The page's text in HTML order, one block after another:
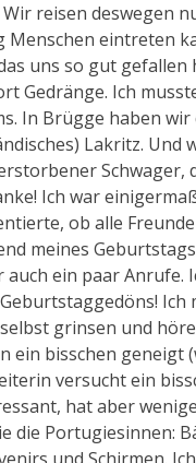
reisen deswegen
eintreten
uns so gut gefallen
Gedränge. Ich
In Brügge haben
Lakritz. Und
Schwager,
Ich war
ob alle
meines
ein paar Anrufe.
Ich
grinsen und
ein bisschen geneigt
versucht ein
hat aber
die Portugiesinnen: